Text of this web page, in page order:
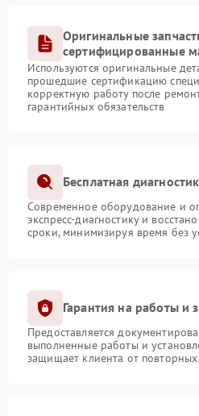
Оригинальные
сертифицированные
Используются оригинальные
прошедшие сертификацию
корректную работу после
гарантийных обязательств
Бесплатная
Современное оборудование и
экспресс-диагностику и
сроки, минимизируя время без
Гарантия на работы и
Предоставляется
выполненные работы и
защищает клиента от повторных